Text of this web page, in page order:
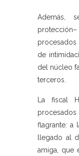
Además,
de
del núcleo
terceros.
La fiscal
flagrante: a
llegado al
amiga, que